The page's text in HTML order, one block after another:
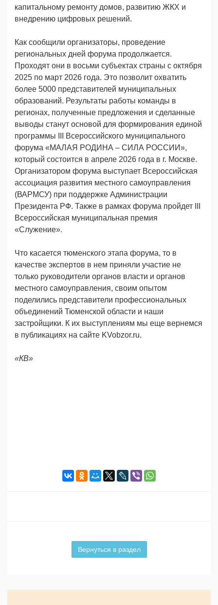
капитальному ремонту домов, развитию ЖКХ и
внедрению цифровых решений.
Как сообщили организаторы, проведение
региональных дней форума продолжается.
Проходят они в восьми субъектах страны с октября
2025 по март 2026 года. Это позволит охватить
более 5000 представителей муниципальных
образований. Результаты работы команды в
регионах, полученные предложения и сделанные
выводы станут основой для формирования единой
программы III Всероссийского муниципального
форума «МАЛАЯ РОДИНА – СИЛА РОССИИ»,
который состоится в апреле 2026 года в г. Москве.
Организатором форума выступает Всероссийская
ассоциация развития местного самоуправления
(ВАРМСУ) при поддержке Администрации
Президента РФ. Также в рамках форума пройдет III
Всероссийская муниципальная премия
«Служение».
Что касается тюменского этапа форума, то в
качестве экспертов в нем приняли участие не
только руководители органов власти и органов
местного самоуправления, своим опытом
поделились представители профессиональных
объединений Тюменской области и наши
зaстройщики. К их выступлениям мы еще вернемся
в публикациях на сайте KVobzor.ru.
«КВ»
Вернуться в раздел